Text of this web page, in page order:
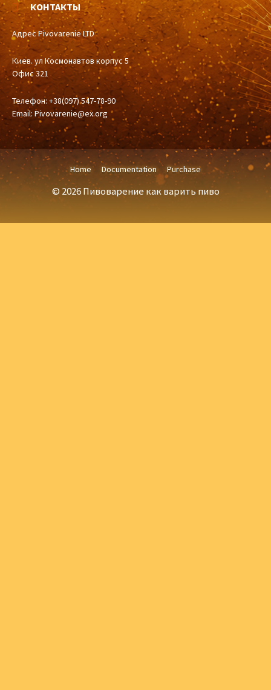
КОНТАКТЫ
Адрес Pivovarenie LTD
Киев. ул Космонавтов корпус 5
Офис 321
Телефон: +38(097) 547-78-90
Email: Pivovarenie@ex.org
Home Documentation Purchase
© 2026 Пивоварение как варить пиво